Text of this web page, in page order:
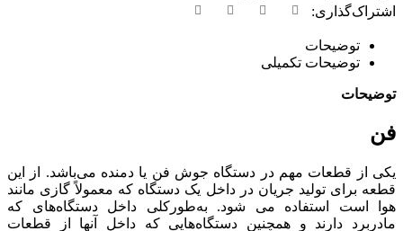
اشتراک‌گذاری:
توضیحات
توضیحات تکمیلی
توضیحات
فن
یکی از قطعات مهم در دستگاه جوش فن یا دمنده می‌باشد.
از این
قطعه برای تولید جریان در داخل یک دستگاه که معمولاً گازی مانند
هوا است استفاده می شود. به‌طورکلی داخل دستگاه‌های که
مادربرد دارند و همچنین دستگاه‌هایی که داخل آنها از قطعات